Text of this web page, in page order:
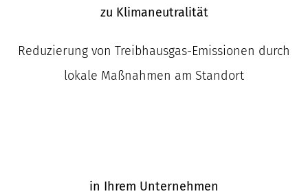
zu Klimaneutralität
Reduzierung von Treibhausgas-Emissionen durch
lokale Maßnahmen am Standort
in Ihrem Unternehmen